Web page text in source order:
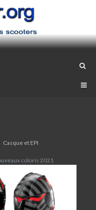
Casque et EPI
coloris 2021